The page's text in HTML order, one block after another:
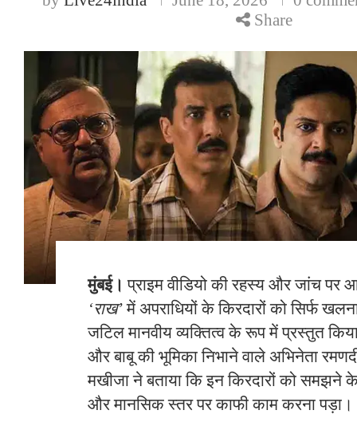
Share
मुंबई। प्राइम वीडियो की रहस्य और जांच पर
‘राख’में अपराधियों के किरदारों को सिर्फ
जटिल मानवीय व्यक्तित्व के रूप में प्रस्तुत
और बाबू की भूमिका निभाने वाले अभिनेता
मखीजा ने बताया कि इन किरदारों को समझने
और मानसिक स्तर पर काफी काम करना पड़ा।